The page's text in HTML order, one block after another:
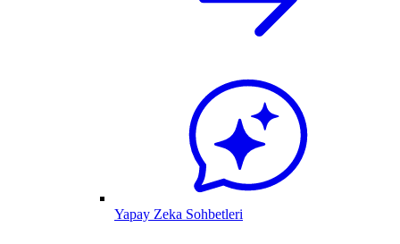
Yapay Zeka Sohbetleri